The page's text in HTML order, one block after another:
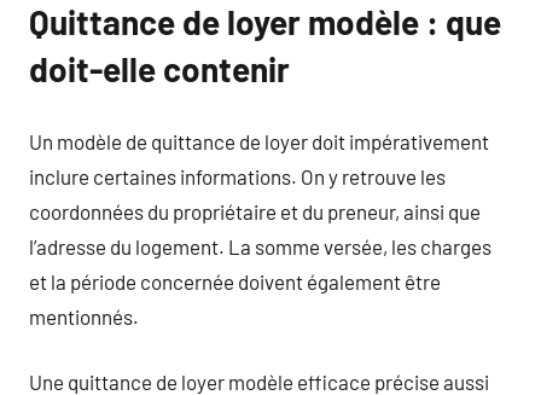
Quittance de loyer modèle : que
doit-elle contenir
Un modèle de quittance de loyer doit impérativement
inclure certaines informations. On y retrouve les
coordonnées du propriétaire et du preneur, ainsi que
l’adresse du logement. La somme versée, les charges
et la période concernée doivent également être
mentionnés.
Une quittance de loyer modèle efficace précise aussi